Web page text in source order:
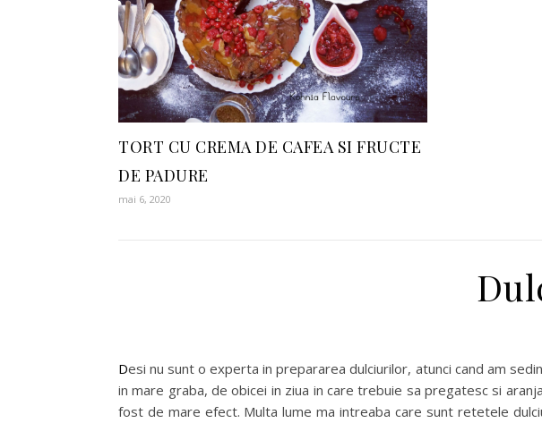
TORT CU CREMA DE CAFEA SI FRUCTE
DE PADURE
mai 6, 2020
Desi nu sunt o experta in prepararea dulciurilor, atunci cand am sedinte foto de table design, imi place sa am tot timpul si dulciuri in decor! Le fac intotdeauna
in mare graba, de obicei in ziua in care trebuie sa pregatesc si
fost de mare efect. Multa lume ma intreaba care sunt retetele